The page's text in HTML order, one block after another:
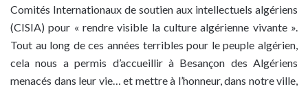
Comités Internationaux de soutien aux intellectuels algériens
(CISIA) pour « rendre visible la culture algérienne vivante ».
Tout au long de ces années terribles pour le peuple algérien,
cela nous a permis d’accueillir à Besançon des Algériens
menacés dans leur vie… et mettre à l’honneur, dans notre ville,